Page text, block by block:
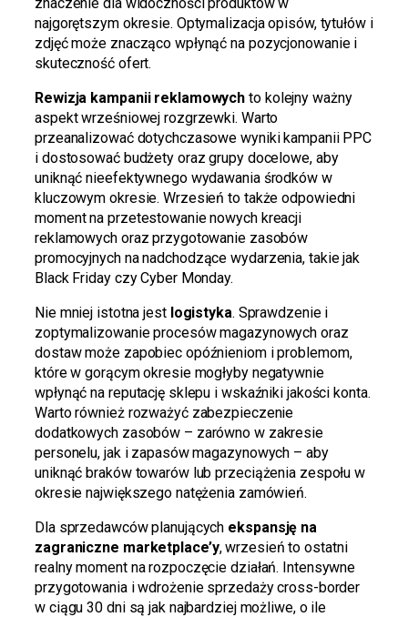
najgorętszym okresie. Optymalizacja opisów, tytułów i
zdjęć może znacząco wpłynąć na pozycjonowanie i
skuteczność ofert.
Rewizja kampanii reklamowych to kolejny ważny
aspekt wrześniowej rozgrzewki. Warto
przeanalizować dotychczasowe wyniki kampanii PPC
i dostosować budżety oraz grupy docelowe, aby
uniknąć nieefektywnego wydawania środków w
kluczowym okresie. Wrzesień to także odpowiedni
moment na przetestowanie nowych kreacji
reklamowych oraz przygotowanie zasobów
promocyjnych na nadchodzące wydarzenia, takie jak
Black Friday czy Cyber Monday.
Nie mniej istotna jest logistyka. Sprawdzenie i
zoptymalizowanie procesów magazynowych oraz
dostaw może zapobiec opóźnieniom i problemom,
które w gorącym okresie mogłyby negatywnie
wpłynąć na reputację sklepu i wskaźniki jakości konta.
Warto również rozważyć zabezpieczenie
dodatkowych zasobów – zarówno w zakresie
personelu, jak i zapasów magazynowych – aby
uniknąć braków towarów lub przeciążenia zespołu w
okresie największego natężenia zamówień.
Dla sprzedawców planujących ekspansję na
zagraniczne marketplace’y, wrzesień to ostatni
realny moment na rozpoczęcie działań. Intensywne
przygotowania i wdrożenie sprzedaży cross-border
w ciągu 30 dni są jak najbardziej możliwe, o ile